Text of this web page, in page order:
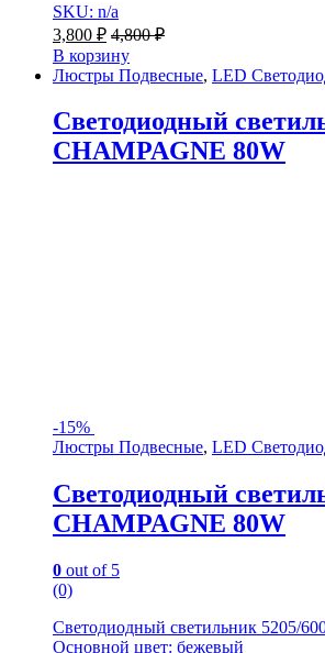
SKU: n/a
3,800 ₽ 4,800₽
В корзину
Люстры Подвесные, LED
Светодиодный
CHAMPAGNE 80W
-15%
Люстры Подвесные, LED
Светодиодный
CHAMPAGNE 80W
0 out of 5
(0)
Светодиодный светильник 5205/
Основной цвет: бежевый